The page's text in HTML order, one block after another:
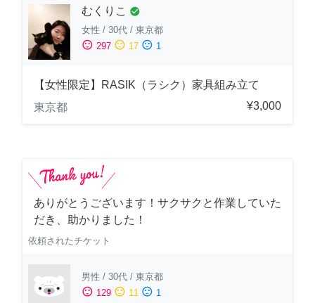
むくりこ check_circle
女性 / 30代 / 東京都
sentiment_satisfied 297 sentiment_neutral 17 sentiment_dissatisfied 1
【女性限定】RASIK（ラシク）家具組み立て
東京都
¥3,000
ありがとうございます！サクサクと作業していた
だき、助かりました！
依頼されたチケット
男性 / 30代 / 東京都
sentiment_satisfied 129 sentiment_neutral 11 sentiment_dissatisfied 1